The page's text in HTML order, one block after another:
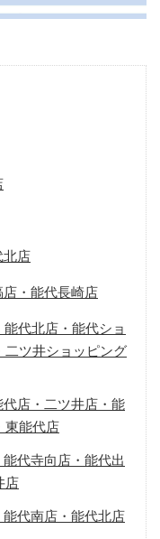
北店
店・能代長崎店
能代北店・能代ショ
二ツ井ショッピング
代店・二ツ井店・能
東能代店
能代寺向店・能代出
店
能代南店・能代北店